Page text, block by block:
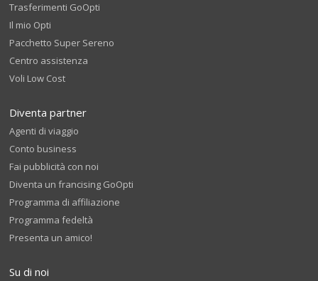
Trasferimenti GoOpti
Il mio Opti
Pacchetto Super Sereno
Centro assistenza
Voli Low Cost
Diventa partner
Agenti di viaggio
Conto business
Fai pubblicità con noi
Diventa un francising GoOpti
Programma di affiliazione
Programma fedeltà
Presenta un amico!
Su di noi